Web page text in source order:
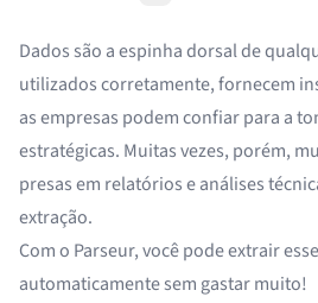
Dados são a espinha dorsal de
utilizados corretamente, fornecem
as empresas podem confiar para a
estratégicas. Muitas vezes, porém,
presas em relatórios e análises
extração.
Com o Parseur, você pode extrair
automaticamente sem gastar muito!